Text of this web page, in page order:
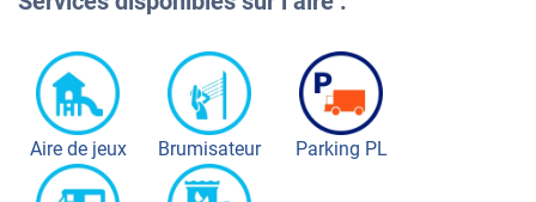
Aire de jeux Brumisateur Parking PL